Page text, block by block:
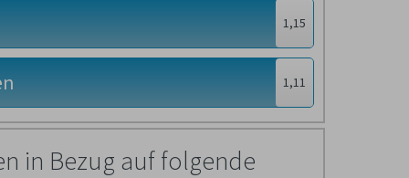
1,15
1,11
in Bezug auf folgende